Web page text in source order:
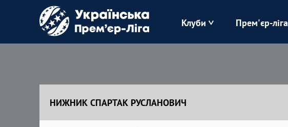
Клуби
Зоря Карпати
Прем'єр-ліга
НИЖНИК СПАРТАК РУСЛАНОВИЧ